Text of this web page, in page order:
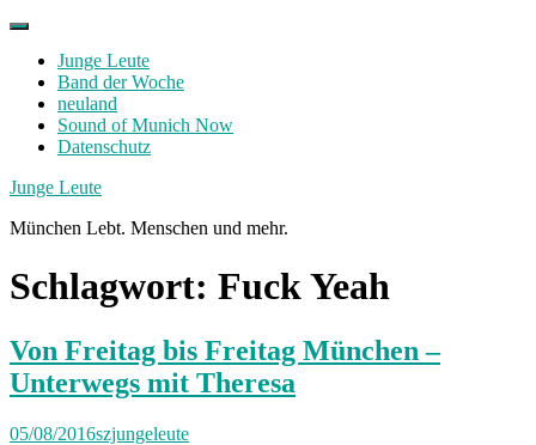
Skip
contentJunge Leute
Band der Woche
neuland
Sound of Munich Now
Datenschutz
Facebook
Twitter
Instagram
Junge Leute
München Lebt. Menschen und mehr.
Schlagwort: Fuck Yeah
Von Freitag bis Freitag München –
Unterwegs mit Theresa
05/08/2016szjungeleute